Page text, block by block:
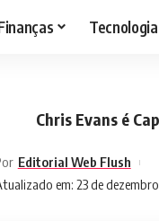
Tecnologia
Chris Evans é
em: 23 de
Editorial Web Flush